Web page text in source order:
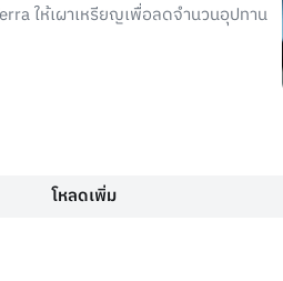
ให้เผาเหรียญเพื่อลดจำนวนอุปทาน
โหลดเพิ่ม